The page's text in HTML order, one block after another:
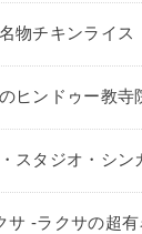
物チキンライス
ヒンドゥー教寺
スタジオ・シン
サ -ラクサの超